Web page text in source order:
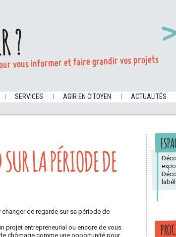
?
vous informer et faire grandir vos projets
SERVICES AGIR EN CITOYEN ACTUALITÉS
LA PÉRIODE DE
de regarde sur sa période de
projet entrepreneurial ou encore de vous
chômage comme une opportunité pour